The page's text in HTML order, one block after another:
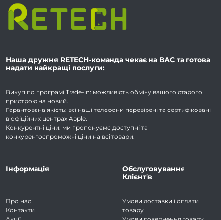
Наша дружня RETECH-команда чекає на ВАС та готова
надати найкращі послуги:
Викуп по програмі Trade-in: можливість обміну вашого старого
пристрою на новий.
Гарантована якість: всі наші телефони перевірені та сертифіковані
в офіційних центрах Apple.
Конкурентні ціни: ми пропонуємо доступні та
конкурентоспроможні ціни на всі товари.
Інформація
Про нас
Контакти
Обслуговування
Клієнтів
Умови доставки і оплати
товару